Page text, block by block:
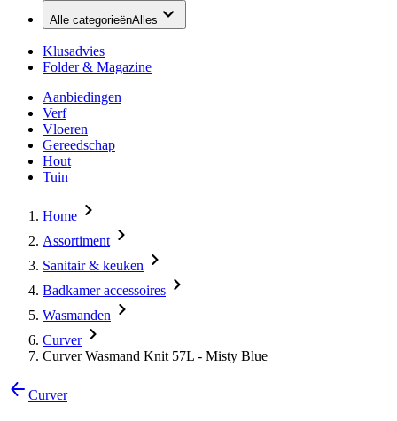
Alle categorieënAlles
Klusadvies
Folder & Magazine
Aanbiedingen
Verf
Vloeren
Gereedschap
Hout
Tuin
Home
Assortiment
Sanitair & keuken
Badkamer accessoires
Wasmanden
Curver
Curver Wasmand Knit 57L - Misty Blue
Curver